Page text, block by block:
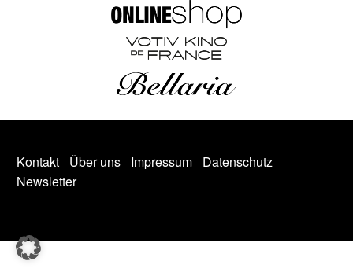
Kontakt Über uns Impressum
Datenschutz
Newsletter